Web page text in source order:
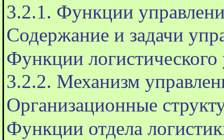
3.2.1. Функции
Содержание и задачи
Функции логистического
3.2.2. Механизм
Организационные
Функции отдела